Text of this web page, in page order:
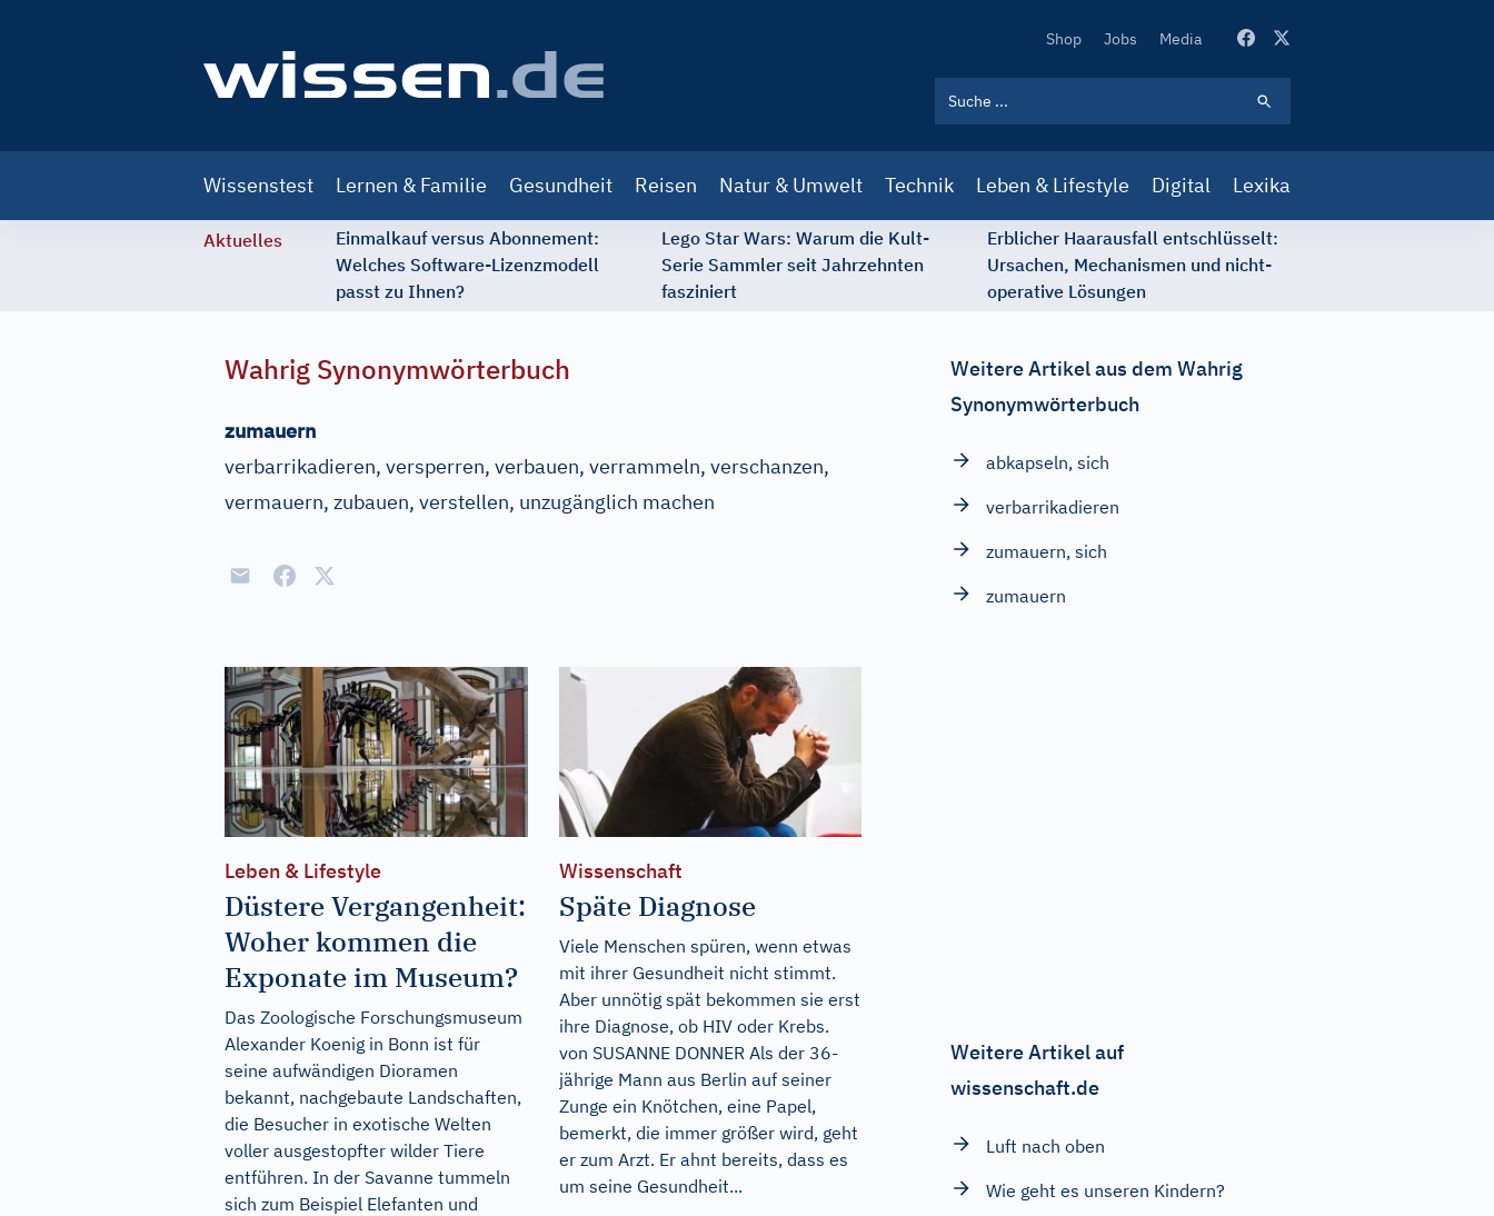
Secondary
Shop Jobs Media
navigation
Wissenstest Lernen & Familie Gesundheit Reisen Natur & Umwelt Technik Leben & Lifestyle Digital Lexika
Aktuelles
Einmalkauf versus Abonnement:
Welches Software-Lizenzmodell
passt zu Ihnen?
Lego Star Wars: Warum die Kult-
Serie Sammler seit Jahrzehnten
fasziniert
Erblicher Haarausfall entschlüsselt:
Ursachen, Mechanismen und nicht-
operative Lösungen
Wahrig Synonymwörterbuch
zumauern
verbarrikadieren, versperren, verbauen, verrammeln, verschanzen,
vermauern, zubauen, verstellen, unzugänglich machen
Leben & Lifestyle
Düstere Vergangenheit:
Woher kommen die
Exponate im Museum?
Das Zoologische Forschungsmuseum
Alexander Koenig in Bonn ist für
seine aufwändigen Dioramen
bekannt, nachgebaute Landschaften,
die Besucher in exotische Welten
voller ausgestopfter wilder Tiere
entführen. In der Savanne tummeln
sich zum Beispiel Elefanten und
Wissenschaft
Späte Diagnose
Viele Menschen spüren, wenn etwas
mit ihrer Gesundheit nicht stimmt.
Aber unnötig spät bekommen sie erst
ihre Diagnose, ob HIV oder Krebs.
von SUSANNE DONNER Als der 36-
jährige Mann aus Berlin auf seiner
Zunge ein Knötchen, eine Papel,
bemerkt, die immer größer wird, geht
er zum Arzt. Er ahnt bereits, dass es
um seine Gesundheit...
Weitere Artikel aus dem Wahrig
Synonymwörterbuch
abkapseln, sich
verbarrikadieren
zumauern, sich
zumauern
Weitere Artikel auf
wissenschaft.de
Luft nach oben
Wie geht es unseren Kindern?